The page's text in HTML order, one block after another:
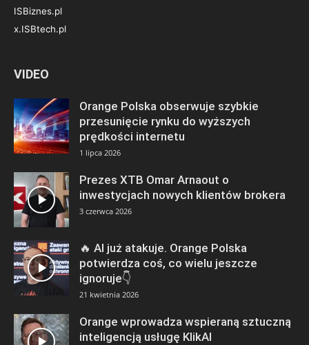
ISBiznes.pl
x.ISBtech.pl
VIDEO
Orange Polska obserwuje szybkie
przesunięcie rynku do wyższych
prędkości internetu
1 lipca 2026
Prezes XTB Omar Arnaout o
inwestycjach nowych klientów brokera
3 czerwca 2026
🔥 AI już atakuje. Orange Polska
potwierdza coś, co wielu jeszcze
ignoruje👇
21 kwietnia 2026
Orange wprowadza wspieraną sztuczną
inteligencją usługę KlikAI